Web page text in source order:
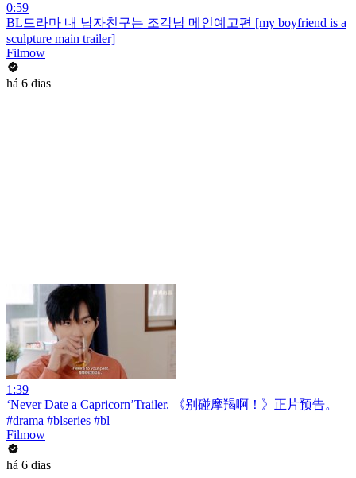
0:59
BL드라마 내 남자친구는 조각남 메인예고편 [my boyfriend is a
sculpture main trailer]
Filmow
há 6 dias
1:39
‘Never Date a Capricorn’Trailer. 《别碰摩羯啊！》正片预告。
#drama #blseries #bl
Filmow
há 6 dias